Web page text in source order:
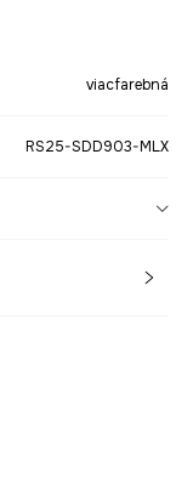
viacfarebná
RS25-SDD903-MLX